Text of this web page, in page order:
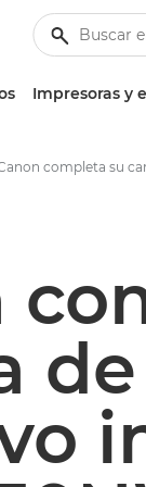
Impresoras y